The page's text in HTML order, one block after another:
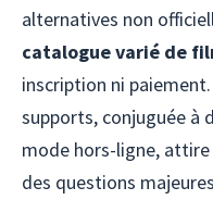
alternatives non
catalogue varié de
inscription ni
supports, conjuguée à
mode hors-ligne,
des questions